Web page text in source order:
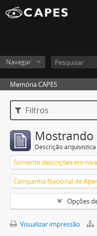
Navegar
Memória CAPES
Filtros
Mostrando
Descrição arquivística
Somente descrições em
Opções
Visualizar impressão